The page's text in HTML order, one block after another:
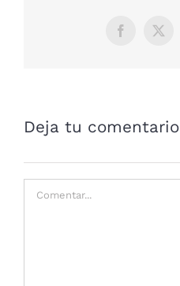
Facebook
X
Deja tu comentario
Comentar